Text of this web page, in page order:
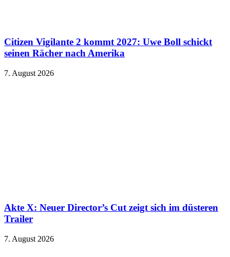
Citizen Vigilante 2 kommt 2027: Uwe Boll schickt
seinen Rächer nach Amerika
7. August 2026
Akte X: Neuer Director’s Cut zeigt sich im düsteren
Trailer
7. August 2026